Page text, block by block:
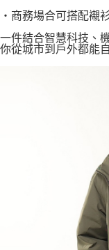
・商務場合可搭配襯
一件結合智慧科技、
你從城市到戶外都能